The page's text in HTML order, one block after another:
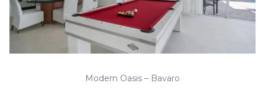
Modern Oasis – Bavaro